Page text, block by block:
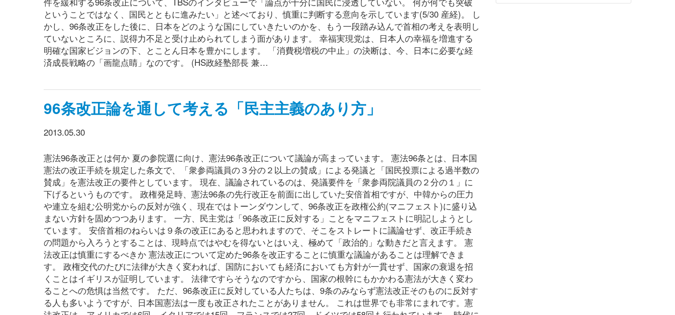
ということではなく、国民とともに進みたい」と述べており、慎重に判断する意向を示しています(5/30 産経)。 し
かし、96条改正をした後に、日本をどのような国にしていきたいのかを、もう一段踏み込んで首相の考えを表明し
ていないところに、説得力不足と受け止められてしまう面があります。 幸福実現党は、日本人の幸福を増進する
明確な国家ビジョンの下、とことん日本を豊かにします。 「消費税増税の中止」の決断は、今、日本に必要な経
済成長戦略の「画龍点睛」なのです。 (HS政経塾部長 兼…
96条改正論を通して考える「民主主義のあり方」
2013.05.30
憲法96条改正とは何か 夏の参院選に向け、憲法96条改正について議論が高まっています。 憲法96条とは、日本国
憲法の改正手続を規定した条文で、「衆参両議員の３分の２以上の賛成」による発議と「国民投票による過半数の
賛成」を憲法改正の要件としています。 現在、議論されているのは、発議要件を「衆参両院議員の２分の１」に
下げるというものです。 政権発足時、憲法96条の先行改正を前面に出していた安倍首相ですが、中韓からの圧力
や連立を組む公明党からの反対が強く、現在ではトーンダウンして、96条改正を政権公約(マニフェスト)に盛り込
まない方針を固めつつあります。 一方、民主党は「96条改正に反対する」ことをマニフェストに明記しようとし
ています。 安倍首相のねらいは９条の改正にあると思われますので、そこをストレートに議論せず、改正手続き
の問題から入ろうとすることは、現時点ではやむを得ないとはいえ、極めて「政治的」な動きだと言えます。 憲
法改正は慎重にするべきか 憲法改正について定めた96条を改正することに慎重な議論があることは理解できま
す。 政権交代のたびに法律が大きく変われば、国防においても経済においても方針が一貫せず、国家の衰退を招
くことはイギリスが証明しています。 法律ですらそうなのですから、国家の根幹にもかかわる憲法が大きく変わ
ることへの危惧は当然です。 ただ、96条改正に反対している人たちは、9条のみならず憲法改正そのものに反対す
る人も多いようですが、日本国憲法は一度も改正されたことがありません。 これは世界でも非常にまれです。憲